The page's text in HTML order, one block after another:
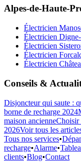
Alpes-de-Haute-
Électricien
Électricien
Électricien
Électricien
Électricien
Conseils &
Disjoncteur qui saute :
borne de recharge 2024
maison ancienneChoisir
2026Voir tous les
Tous nos services•
recharge•Alarme•
clients•Blog•Contact